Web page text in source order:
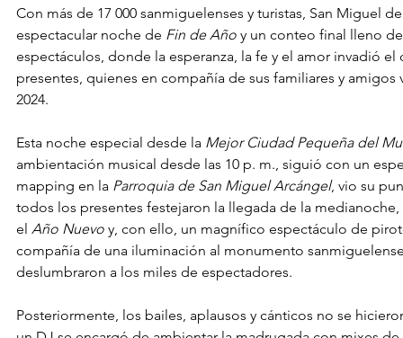
Con más de 17 000 sanmiguelenses y turistas, San Miguel
espectacular noche de Fin de Año y un conteo final lleno
espectáculos, donde la esperanza, la fe y el amor invadió
presentes, quienes en compañía de sus familiares y
2024.
Esta noche especial desde la Mejor Ciudad Pequeña del
ambientación musical desde las 10 p. m., siguió con un
mapping en la Parroquia de San Miguel Arcángel, vio su
todos los presentes festejaron la llegada de la
el Año Nuevo y, con ello, un magnífico espectáculo de
compañía de una iluminación al monumento
deslumbraron a los miles de espectadores.
Posteriormente, los bailes, aplausos y cánticos no se